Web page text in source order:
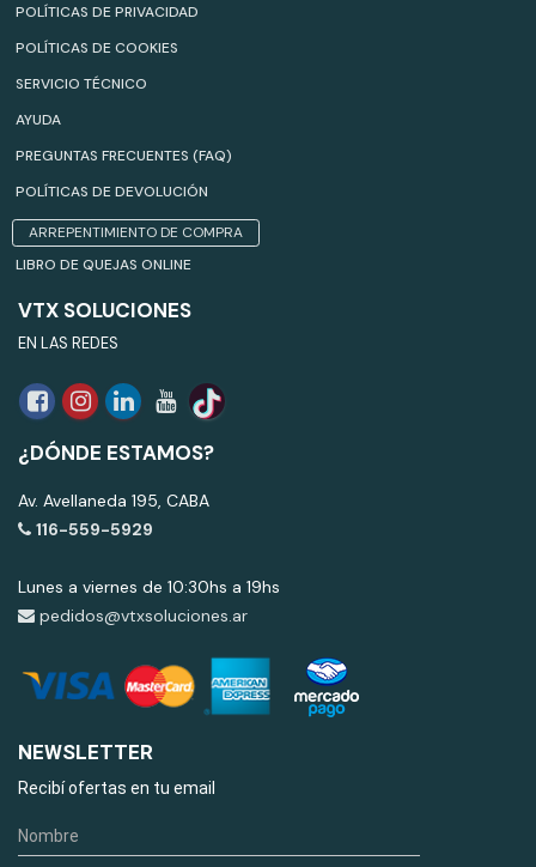
POLÍTICAS DE PRIVACIDAD
POLÍTICAS DE COOKIES
SERVICIO TÉCNICO
AYUDA
PREGUNTAS FRECUENTES (FAQ)
POLÍTICAS DE DEVOLUCIÓN
ARREPENTIMIENTO DE COMPRA
LIBRO DE QUEJAS ONLINE
VTX SOLUCIONES
EN LAS REDES
¿DÓNDE ESTAMOS?
Av. Avellaneda 195, CABA
116-559-5929
Lunes a viernes de 10:30hs a 19hs
pedidos@vtxsoluciones.ar
NEWSLETTER
Recibí ofertas en tu email